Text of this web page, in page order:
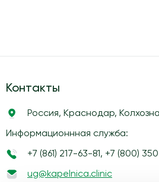
Контакты
Россия, Краснодар,
Информационнная служба:
+7 (861) 217-63-81, +7 (800)
ug@kapelnica.clinic